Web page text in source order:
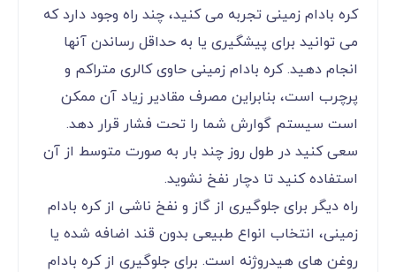
کره بادام زمینی تجربه می کنید، چند راه وجود دارد که
می توانید برای پیشگیری یا به حداقل رساندن آنها
انجام دهید. کره بادام زمینی حاوی کالری متراکم و
پرچرب است، بنابراین مصرف مقادیر زیاد آن ممکن
است سیستم گوارش شما را تحت فشار قرار دهد.
سعی کنید در طول روز چند بار به صورت متوسط از آن
استفاده کنید تا دچار نفخ نشوید.
راه دیگر برای جلوگیری از گاز و نفخ ناشی از کره بادام
زمینی، انتخاب انواع طبیعی بدون قند اضافه شده یا
روغن های هیدروژنه است. برای جلوگیری از کره بادام